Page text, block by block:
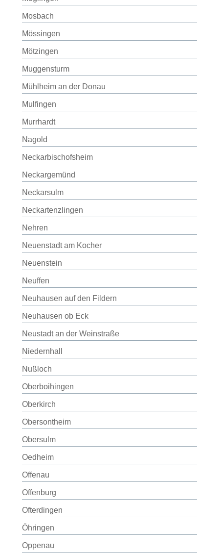
Mosbach
Mössingen
Mötzingen
Muggensturm
Mühlheim an der Donau
Mulfingen
Murrhardt
Nagold
Neckarbischofsheim
Neckargemünd
Neckarsulm
Neckartenzlingen
Nehren
Neuenstadt am Kocher
Neuenstein
Neuffen
Neuhausen auf den Fildern
Neuhausen ob Eck
Neustadt an der Weinstraße
Niedernhall
Nußloch
Oberboihingen
Oberkirch
Obersontheim
Obersulm
Oedheim
Offenau
Offenburg
Ofterdingen
Öhringen
Oppenau